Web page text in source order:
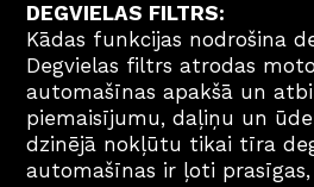
DEGVIELAS FILTRS:
Kādas funkcijas nodrošina
Degvielas filtrs atrodas
automašīnas apakšā un
piemaisījumu, daļiņu un
dzinējā nokļūtu tikai tīra
automašīnas ir ļoti